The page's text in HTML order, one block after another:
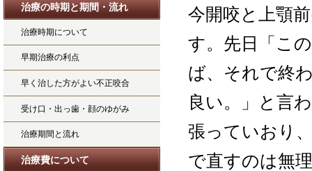
今開咬と上顎
す。先日「こ
ば、それで終
良い。」と言
張っていおり
で直すのは無
治療の時期と期間・流れ
治療時期について
早期治療の利点
早く治した方がよい不正咬合
受け口・出っ歯・顔のゆがみ
治療期間と流れ
治療費について